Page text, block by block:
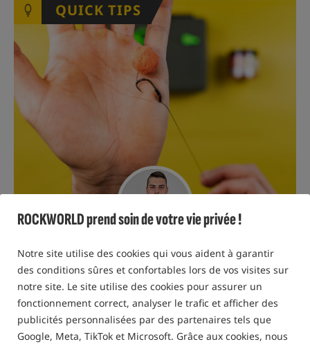
ROCKWORLD prend soin de votre vie privée !
Notre site utilise des cookies qui vous aident à garantir
des conditions sûres et confortables lors de vos visites sur
notre site. Le site utilise des cookies pour assurer un
fonctionnement correct, analyser le trafic et afficher des
publicités personnalisées par des partenaires tels que
Google, Meta, TikTok et Microsoft. Grâce aux cookies, nous
QUICK TIPS
Tube en Silicone Rig - Bas de ligne parfait pour
les appâts plongeants